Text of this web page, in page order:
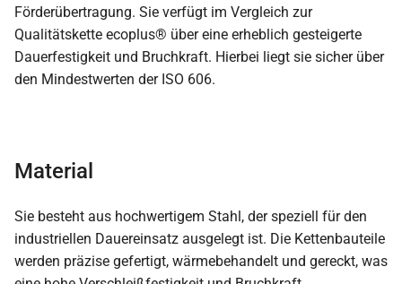
Förderübertragung. Sie verfügt im Vergleich zur
Qualitätskette ecoplus® über eine erheblich gesteigerte
Dauerfestigkeit und Bruchkraft. Hierbei liegt sie sicher über
den Mindestwerten der ISO 606.
Material
Sie besteht aus hochwertigem Stahl, der speziell für den
industriellen Dauereinsatz ausgelegt ist. Die Kettenbauteile
werden präzise gefertigt, wärmebehandelt und gereckt, was